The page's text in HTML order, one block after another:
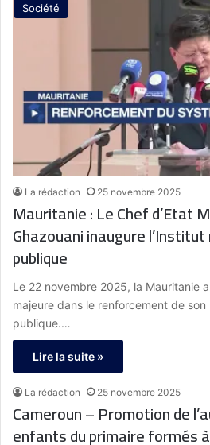
Société
La rédaction 25 novembre 2025
Mauritanie : Le Chef d’Etat
Ghazouani inaugure
publique
Le 22 novembre 2025, la Mauritanie
majeure dans le renforcement de
publique.…
Lire la suite »
La rédaction 25 novembre 2025
Cameroun – Promotion de
enfants du primaire formés